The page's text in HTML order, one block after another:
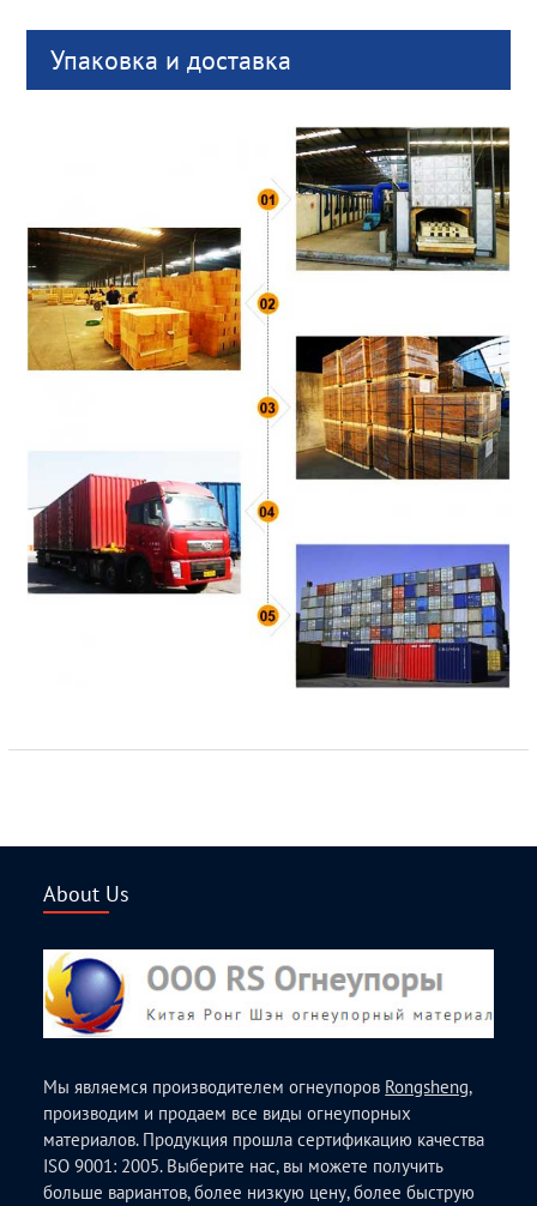
Упаковка и доставка
About Us
Мы являемся производителем огнеупоров Rongsheng,
производим и продаем все виды огнеупорных
материалов. Продукция прошла сертификацию качества
ISO 9001: 2005. Выберите нас, вы можете получить
больше вариантов, более низкую цену, более быструю